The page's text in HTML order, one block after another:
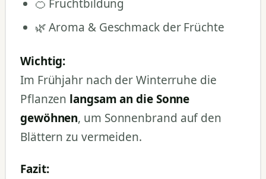
🍊 Fruchtbildung
🌿 Aroma & Geschmack der Früchte
Wichtig:
Im Frühjahr nach der Winterruhe die
Pflanzen langsam an die Sonne
gewöhnen, um Sonnenbrand auf den
Blättern zu vermeiden.
Fazit: